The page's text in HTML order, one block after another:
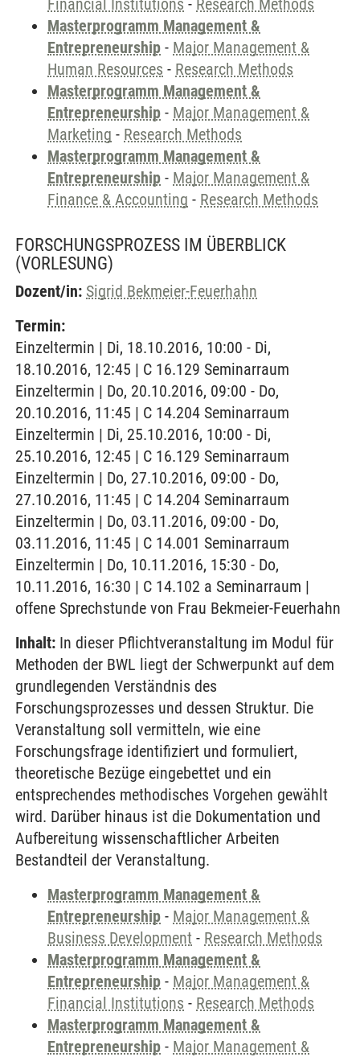
Financial Institutions - Research Methods
Masterprogramm Management &
Entrepreneurship - Major Management &
Human Resources - Research Methods
Masterprogramm Management &
Entrepreneurship - Major Management &
Marketing - Research Methods
Masterprogramm Management &
Entrepreneurship - Major Management &
Finance & Accounting - Research Methods
FORSCHUNGSPROZESS IM ÜBERBLICK
(VORLESUNG)
Dozent/in: Sigrid Bekmeier-Feuerhahn
Termin:
Einzeltermin | Di, 18.10.2016, 10:00 - Di,
18.10.2016, 12:45 | C 16.129 Seminarraum
Einzeltermin | Do, 20.10.2016, 09:00 - Do,
20.10.2016, 11:45 | C 14.204 Seminarraum
Einzeltermin | Di, 25.10.2016, 10:00 - Di,
25.10.2016, 12:45 | C 16.129 Seminarraum
Einzeltermin | Do, 27.10.2016, 09:00 - Do,
27.10.2016, 11:45 | C 14.204 Seminarraum
Einzeltermin | Do, 03.11.2016, 09:00 - Do,
03.11.2016, 11:45 | C 14.001 Seminarraum
Einzeltermin | Do, 10.11.2016, 15:30 - Do,
10.11.2016, 16:30 | C 14.102 a Seminarraum |
offene Sprechstunde von Frau Bekmeier-Feuerhahn
Inhalt: In dieser Pflichtveranstaltung im Modul für
Methoden der BWL liegt der Schwerpunkt auf dem
grundlegenden Verständnis des
Forschungsprozesses und dessen Struktur. Die
Veranstaltung soll vermitteln, wie eine
Forschungsfrage identifiziert und formuliert,
theoretische Bezüge eingebettet und ein
entsprechendes methodisches Vorgehen gewählt
wird. Darüber hinaus ist die Dokumentation und
Aufbereitung wissenschaftlicher Arbeiten
Bestandteil der Veranstaltung.
Masterprogramm Management &
Entrepreneurship - Major Management &
Business Development - Research Methods
Masterprogramm Management &
Entrepreneurship - Major Management &
Financial Institutions - Research Methods
Masterprogramm Management &
Entrepreneurship - Major Management &